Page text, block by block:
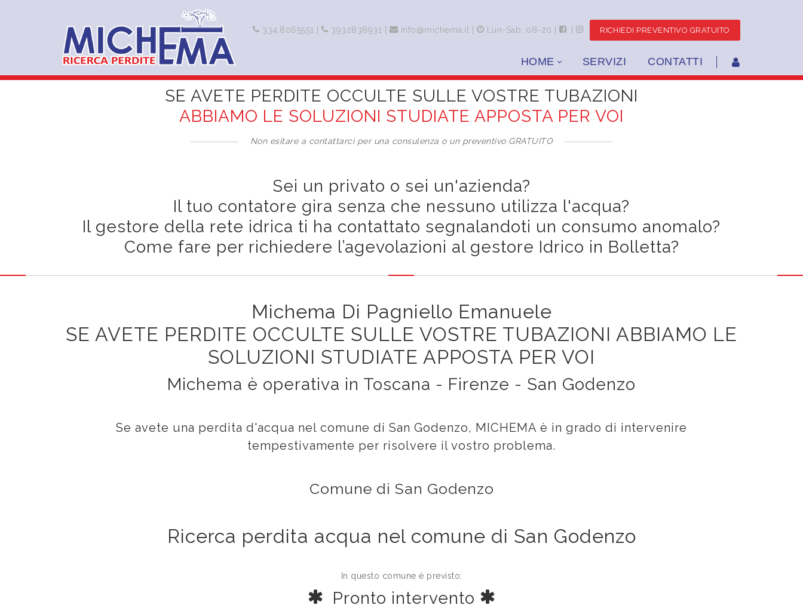
334.8065551 | 3932838931 info@michema.it Lun-Sab: 08-20 | | RICHIEDI PREVENTIVO GRATUITO
HOME SERVIZI CONTATTI
SE AVETE PERDITE OCCULTE SULLE VOSTRE TUBAZIONI
ABBIAMO LE SOLUZIONI STUDIATE APPOSTA PER VOI
Non esitare a contattarci per una consulenza o un preventivo GRATUITO
Sei un privato o sei un'azienda?
Il tuo contatore gira senza che nessuno utilizza l'acqua?
Il gestore della rete idrica ti ha contattato segnalandoti un consumo anomalo?
Come fare per richiedere l’agevolazioni al gestore Idrico in Bolletta?
Michema Di Pagniello Emanuele
SE AVETE PERDITE OCCULTE SULLE VOSTRE TUBAZIONI ABBIAMO LE
SOLUZIONI STUDIATE APPOSTA PER VOI
Michema è operativa in Toscana - Firenze - San Godenzo
Se avete una perdita d'acqua nel comune di San Godenzo, MICHEMA è in grado di intervenire
tempestivamente per risolvere il vostro problema.
Comune di San Godenzo
Ricerca perdita acqua nel comune di San Godenzo
In questo comune è previsto:
Pronto intervento